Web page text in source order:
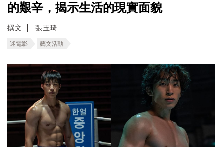
的艱辛，揭示生活的現實面貌
撰文 張玉琦
迷電影 藝文活動